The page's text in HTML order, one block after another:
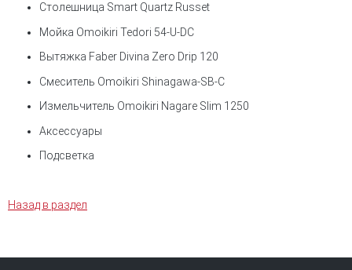
Столешница Smart Quartz Russet
Мойка Omoikiri Tedori 54-U-DC
Вытяжка Faber Divina Zero Drip 120
Смеситель Omoikiri Shinagawa-SB-C
Измельчитель Omoikiri Nagare Slim 1250
Аксессуары
Подсветка
Назад в раздел